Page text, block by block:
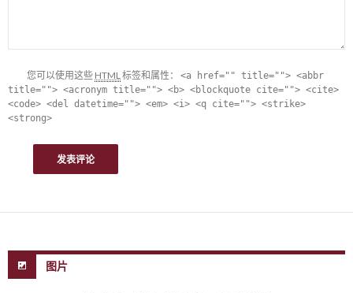
您可以使用这些 HTML标签和属性： <a href="" title=""> <abbr
title=""> <acronym title=""> <b> <blockquote cite=""> <cite>
<code> <del datetime=""> <em> <i> <q cite=""> <strike>
<strong>
图片